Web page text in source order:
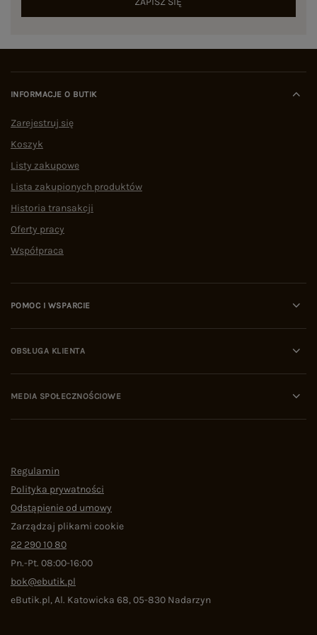
INFORMACJE O BUTIK
Zarejestruj się
Koszyk
Listy zakupowe
Lista zakupionych produktów
Historia transakcji
Oferty pracy
Współpraca
POMOC I WSPARCIE
OBSŁUGA KLIENTA
MEDIA SPOŁECZNOŚCIOWE
Regulamin
Polityka prywatności
Odstąpienie od umowy
Zarządzaj plikami cookie
22 290 10 80
Pn.-Pt. 08:00-16:00
bok@ebutik.pl
eButik.pl,Al. Katowicka 68,05-830 Nadarzyn